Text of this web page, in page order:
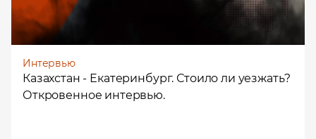
Интервью
Казахстан - Екатеринбург. Стоило ли уезжать?
Откровенное интервью.